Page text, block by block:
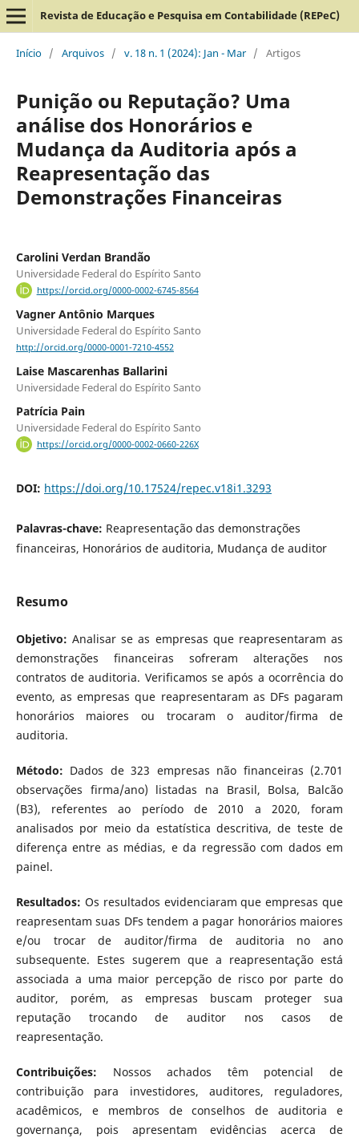
Revista de Educação e Pesquisa em Contabilidade (REPeC)
Início / Arquivos / v. 18 n. 1 (2024): Jan - Mar / Artigos
Punição ou Reputação? Uma
análise dos Honorários e
Mudança da Auditoria após a
Reapresentação das
Demonstrações Financeiras
Carolini Verdan Brandão
Universidade Federal do Espírito Santo
https://orcid.org/0000-0002-6745-8564
Vagner Antônio Marques
Universidade Federal do Espírito Santo
http://orcid.org/0000-0001-7210-4552
Laise Mascarenhas Ballarini
Universidade Federal do Espírito Santo
Patrícia Pain
Universidade Federal do Espírito Santo
https://orcid.org/0000-0002-0660-226X
DOI: https://doi.org/10.17524/repec.v18i1.3293
Palavras-chave: Reapresentação das demonstrações
financeiras, Honorários de auditoria, Mudança de auditor
Resumo
Objetivo: Analisar se as empresas que reapresentaram as
demonstrações financeiras sofreram alterações nos
contratos de auditoria. Verificamos se após a ocorrência do
evento, as empresas que reapresentaram as DFs pagaram
honorários maiores ou trocaram o auditor/firma de
auditoria.
Método: Dados de 323 empresas não financeiras (2.701
observações firma/ano) listadas na Brasil, Bolsa, Balcão
(B3), referentes ao período de 2010 a 2020, foram
analisados por meio da estatística descritiva, de teste de
diferença entre as médias, e da regressão com dados em
painel.
Resultados: Os resultados evidenciaram que empresas que
reapresentam suas DFs tendem a pagar honorários maiores
e/ou trocar de auditor/firma de auditoria no ano
subsequente. Estes sugerem que a reapresentação está
associada a uma maior percepção de risco por parte do
auditor, porém, as empresas buscam proteger sua
reputação trocando de auditor nos casos de
reapresentação.
Contribuições: Nossos achados têm potencial de
contribuição para investidores, auditores, reguladores,
acadêmicos, e membros de conselhos de auditoria e
governança, pois apresentam evidências acerca de